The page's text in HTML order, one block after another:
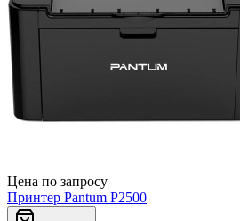
Цена по запросу
Принтер Pantum P2500